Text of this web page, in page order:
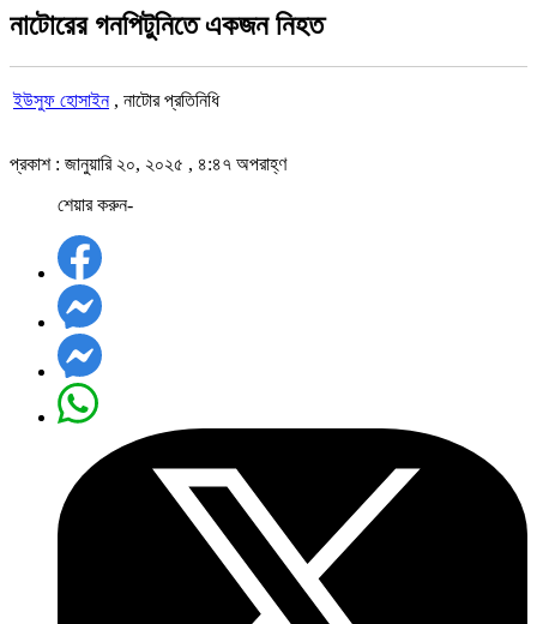
নাটোরের গনপিটুনিতে একজন নিহত
ইউসুফ হোসাইন , নাটোর প্রতিনিধি
প্রকাশ : জানুয়ারি ২০, ২০২৫ , ৪:৪৭ অপরাহ্ণ
শেয়ার করুন-